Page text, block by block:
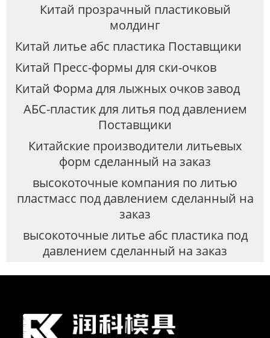
Китай прозрачный пластиковый
молдинг
Китай литье абс пластика Поставщики
Китай Пресс-формы для ски-очков
Китай Форма для лыжных очков завод
АБС-пластик для литья под давлением
Поставщики
Китайские производители литьевых
форм сделанный на заказ
высокоточные компания по литью
пластмасс под давлением сделанный на
заказ
высокоточные литье абс пластика под
давлением сделанный на заказ